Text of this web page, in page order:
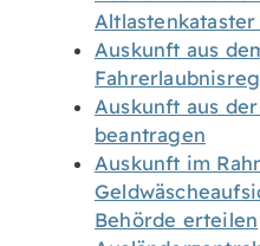
Auskunft aus
Auskunft aus
beantragen
Auskunft im
Behörde erteilen